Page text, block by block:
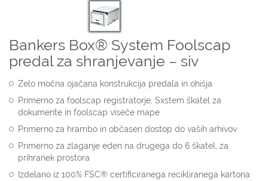
Bankers Box® System Foolscap
predal za shranjevanje – siv
Zelo močna ojačana konstrukcija predala in ohišja
Primerno za foolscap registratorje, Sxstem škatel za
dokumente in foolscap viseče mape
Primerno za hrambo in občasen dostop do vaših arhivov
Primerno za zlaganje eden na drugega do 6 škatel, za
prihranek prostora
Izdelano iz 100% FSC® certificiranega recikliranega kartona